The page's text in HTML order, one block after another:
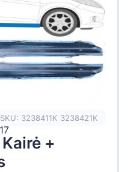
SKU: 3238411K 3238421K
+